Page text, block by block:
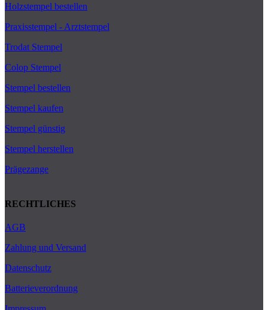
Holzstempel bestellen
Praxisstempel - Arztstempel
Trodat Stempel
Colop Stempel
Stempel bestellen
Stempel kaufen
Stempel günstig
Stempel herstellen
Prägezange
RECHTLICHES
AGB
Zahlung und Versand
Datenschutz
Batterieverordnung